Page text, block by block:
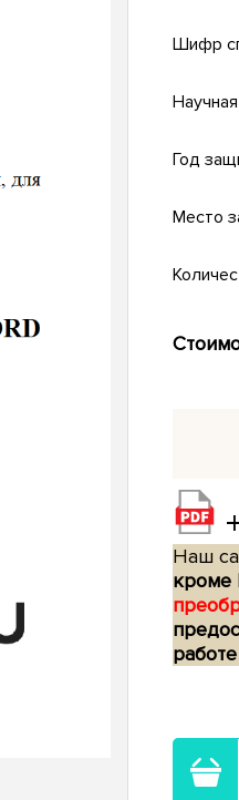
Шифр
Год
Место
Наш
кроме